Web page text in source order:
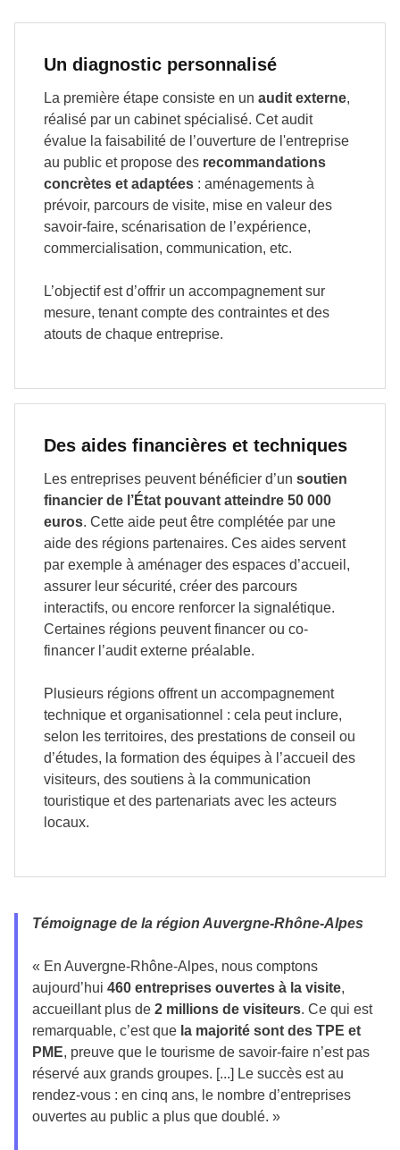
Un diagnostic personnalisé
La première étape consiste en un audit externe,
réalisé par un cabinet spécialisé. Cet audit
évalue la faisabilité de l’ouverture de l'entreprise
au public et propose des recommandations
concrètes et adaptées : aménagements à
prévoir, parcours de visite, mise en valeur des
savoir-faire, scénarisation de l’expérience,
commercialisation, communication, etc.
L’objectif est d’offrir un accompagnement sur
mesure, tenant compte des contraintes et des
atouts de chaque entreprise.
Des aides financières et techniques
Les entreprises peuvent bénéficier d’un soutien
financier de l’État pouvant atteindre 50 000
euros. Cette aide peut être complétée par une
aide des régions partenaires. Ces aides servent
par exemple à aménager des espaces d’accueil,
assurer leur sécurité, créer des parcours
interactifs, ou encore renforcer la signalétique.
Certaines régions peuvent financer ou co-
financer l’audit externe préalable.
Plusieurs régions offrent un accompagnement
technique et organisationnel : cela peut inclure,
selon les territoires, des prestations de conseil ou
d’études, la formation des équipes à l’accueil des
visiteurs, des soutiens à la communication
touristique et des partenariats avec les acteurs
locaux.
Témoignage de la région Auvergne-Rhône-Alpes
« En Auvergne-Rhône-Alpes, nous comptons
aujourd’hui 460 entreprises ouvertes à la visite,
accueillant plus de 2 millions de visiteurs. Ce qui est
remarquable, c’est que la majorité sont des TPE et
PME, preuve que le tourisme de savoir-faire n’est pas
réservé aux grands groupes. [...] Le succès est au
rendez-vous : en cinq ans, le nombre d’entreprises
ouvertes au public a plus que doublé. »